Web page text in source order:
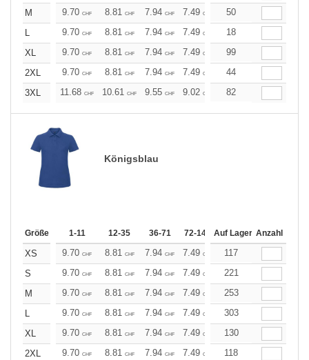
M
9.70 CHF 8.81 CHF 7.94 CHF 7.49 CHF 7.05
50
L
9.70 CHF 8.81 CHF 7.94 CHF 7.49 CHF 7.05
18
XL
9.70 CHF 8.81 CHF 7.94 CHF 7.49 CHF 7.05
99
2XL
9.70 CHF 8.81 CHF 7.94 CHF 7.49 CHF 7.05
44
3XL
11.68 CHF 10.61 CHF 9.55 CHF 9.02 CHF 8.49
82
Königsblau
Größe 1-11 12-35 36-71 72-143 144-287 288 +
Auf Lager Anzahl
XS 9.70 CHF 8.81 CHF 7.94 CHF 7.49 CHF 7.05
117
S
9.70 CHF 8.81 CHF 7.94 CHF 7.49 CHF 7.05
221
M
9.70 CHF 8.81 CHF 7.94 CHF 7.49 CHF 7.05
253
L
9.70 CHF 8.81 CHF 7.94 CHF 7.49 CHF 7.05
303
XL
9.70 CHF 8.81 CHF 7.94 CHF 7.49 CHF 7.05
130
2XL
9.70 CHF 8.81 CHF 7.94 CHF 7.49 CHF 7.05
118